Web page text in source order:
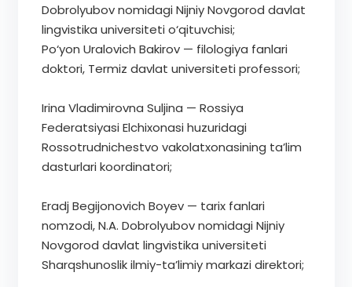
Dobrolyubov nomidagi Nijniy Novgorod davlat
lingvistika universiteti o‘qituvchisi;
Po‘yon Uralovich Bakirov — filologiya fanlari
doktori, Termiz davlat universiteti professori;
Irina Vladimirovna Suljina — Rossiya
Federatsiyasi Elchixonasi huzuridagi
Rossotrudnichestvo vakolatxonasining ta’lim
dasturlari koordinatori;
Eradj Begijonovich Boyev — tarix fanlari
nomzodi, N.A. Dobrolyubov nomidagi Nijniy
Novgorod davlat lingvistika universiteti
Sharqshunoslik ilmiy-ta’limiy markazi direktori;